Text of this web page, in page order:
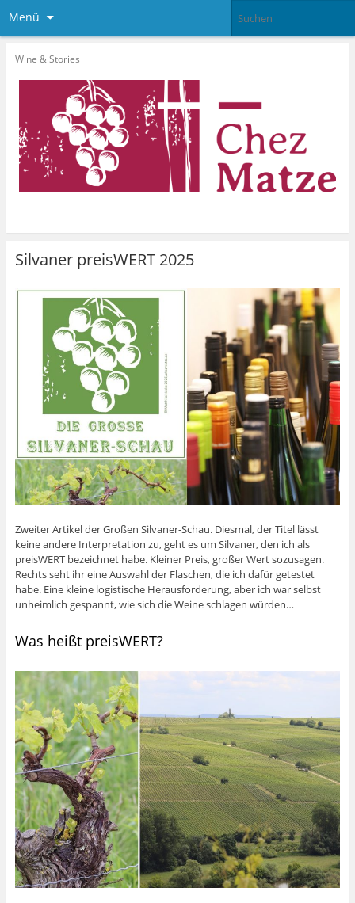
Menü
Wine & Stories
Silvaner preisWERT 2025
Zweiter Artikel der Großen Silvaner-Schau. Diesmal, der Titel lässt
keine andere Interpretation zu, geht es um Silvaner, den ich als
preisWERT bezeichnet habe. Kleiner Preis, großer Wert sozusagen.
Rechts seht ihr eine Auswahl der Flaschen, die ich dafür getestet
habe. Eine kleine logistische Herausforderung, aber ich war selbst
unheimlich gespannt, wie sich die Weine schlagen würden…
Was heißt preisWERT?